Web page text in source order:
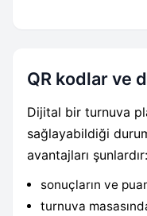
QR kodlar ve
Dijital bir turnuva
sağlayabildiği
avantajları şunlardır:
sonuçların ve
turnuva